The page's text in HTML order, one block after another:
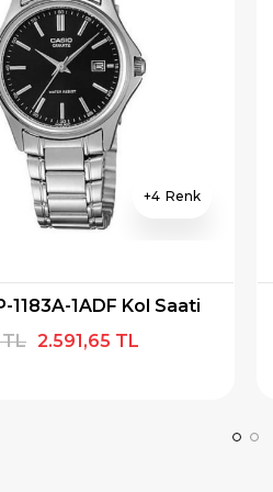
4
1183A-1ADF Kol Saati
2.591,65 TL